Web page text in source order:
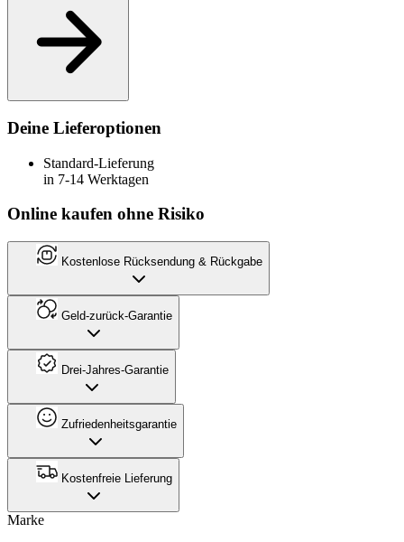
Deine Lieferoptionen
Standard-Lieferung
in 7-14 Werktagen
Online kaufen ohne Risiko
Kostenlose Rücksendung & Rückgabe
Geld-zurück-Garantie
Drei-Jahres-Garantie
Zufriedenheitsgarantie
Kostenfreie Lieferung
Marke